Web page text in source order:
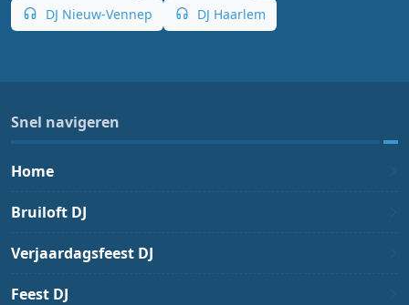
DJ Nieuw-Vennep
DJ Haarlem
Snel navigeren
Home
Bruiloft DJ
Verjaardagsfeest DJ
Feest DJ